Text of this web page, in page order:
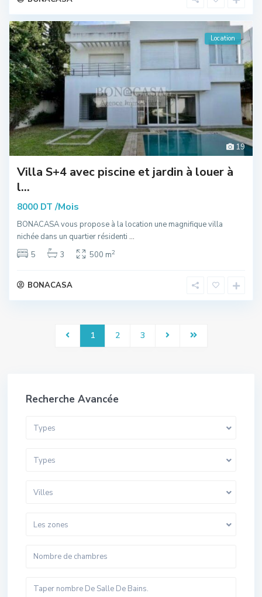
19
Location
Villa S+4 avec piscine et jardin à louer à
l...
8000 DT/Mois
BONACASA vous propose à la location une magnifique villa
nichée dans un quartier résidenti ...
5
3 500 m2
BONACASA
1 2 3
Recherche Avancée
Types
Types
Villes
Les zones